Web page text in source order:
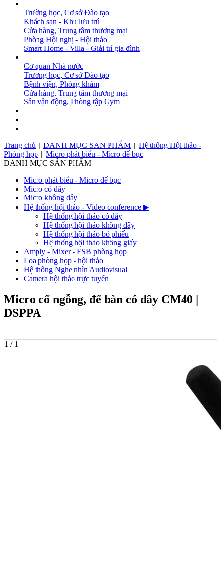
Trường học, Cơ sở Đào tạo
Khách sạn - Khu lưu trú
Cửa hàng, Trung tâm thương mại
Phòng Hội nghị - Hội thảo
Smart Home - Villa - Giải trí gia đình
Cơ quan Nhà nước
Trường học, Cơ sở Đào tạo
Bệnh viện, Phòng khám
Cửa hàng, Trung tâm thương mại
Sân vận động, Phòng tập Gym
Trang chủ
DANH MỤC SẢN PHẨM
Hệ thống Hội thảo -
Phòng họp
Micro phát biểu - Micro để bục
DANH MỤC SẢN PHẨM
Micro phát biểu - Micro để bục
Micro có dây
Micro không dây
Hệ thống hội thảo - Video conference ▶
Hệ thống hội thảo có dây
Hệ thống hội thảo không dây
Hệ thống hội thảo bỏ phiếu
Hệ thống hội thảo không giấy
Amply - Mixer - FSB phòng họp
Loa phòng họp - hội thảo
Hệ thống Nghe nhìn Audiovisual
Camera hội thảo trực tuyến
Micro cổ ngỗng, để bàn có dây CM40 |
DSPPA
1 / 1